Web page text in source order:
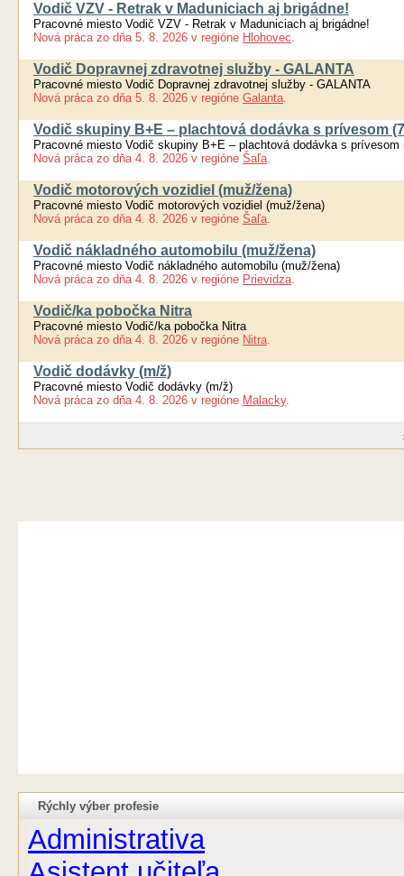
Vodič VZV - Retrak v Maduniciach aj brigádne!
Pracovné miesto Vodič VZV - Retrak v Maduniciach aj brigádne!
Nová práca zo dňa 5. 8. 2026 v regióne Hlohovec.
Vodič Dopravnej zdravotnej služby - GALANTA
Pracovné miesto Vodič Dopravnej zdravotnej služby - GALANTA
Nová práca zo dňa 5. 8. 2026 v regióne Galanta.
Vodič skupiny B+E – plachtová dodávka s prívesom
Pracovné miesto Vodič skupiny B+E – plachtová dodávka s prívesom
Nová práca zo dňa 4. 8. 2026 v regióne Šaľa.
Vodič motorových vozidiel (muž/žena)
Pracovné miesto Vodič motorových vozidiel (muž/žena)
Nová práca zo dňa 4. 8. 2026 v regióne Šaľa.
Vodič nákladného automobilu (muž/žena)
Pracovné miesto Vodič nákladného automobilu (muž/žena)
Nová práca zo dňa 4. 8. 2026 v regióne Prievidza.
Vodič/ka pobočka Nitra
Pracovné miesto Vodič/ka pobočka Nitra
Nová práca zo dňa 4. 8. 2026 v regióne Nitra.
Vodič dodávky (m/ž)
Pracovné miesto Vodič dodávky (m/ž)
Nová práca zo dňa 4. 8. 2026 v regióne Malacky.
Rýchly výber profesie
Administrativa